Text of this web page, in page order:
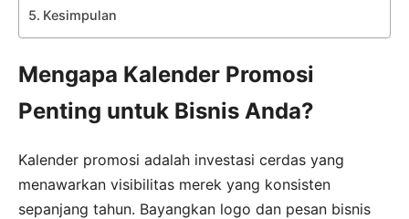
Kesimpulan
Mengapa Kalender Promosi
Penting untuk Bisnis Anda?
Kalender promosi adalah investasi cerdas yang
menawarkan visibilitas merek yang konsisten
sepanjang tahun. Bayangkan logo dan pesan bisnis